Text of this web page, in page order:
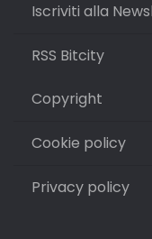
Iscriviti alla
RSS Bitcity
Copyright
Cookie policy
Privacy policy